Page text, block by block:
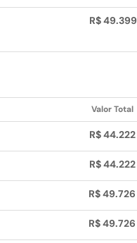
R$ 49.399
Valor Total
R$ 44.222
R$ 44.222
R$ 49.726
R$ 49.726